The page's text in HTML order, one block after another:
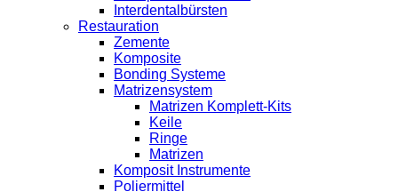
Interdentalbürsten
Restauration
Zemente
Komposite
Bonding Systeme
Matrizensystem
Matrizen Komplett-Kits
Keile
Ringe
Matrizen
Komposit Instrumente
Poliermittel